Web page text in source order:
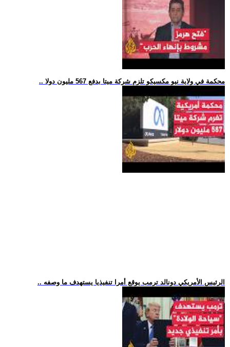
.. محكمة في ولاية نيو مكسيكو تلزم شركة ميتا بدفع 567 مليون دولا
.. الرئيس الأمريكي دونالد ترمب يوقع أمرا تنفيذيا يستهدف ما وصفه